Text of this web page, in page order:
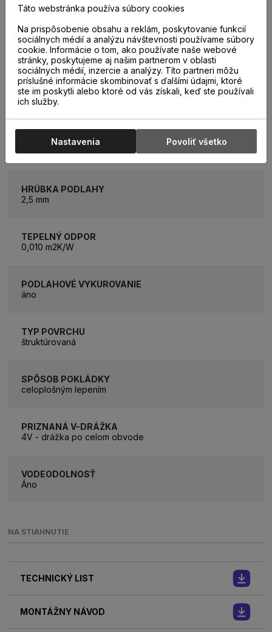
Amaron Wood Dryback
ROZMER LAMELY
1518 mm x 236 mm
ROZMER BALÍKA
4,298 m2
ZÁŤAŽOVÁ TRIEDA
33
HRÚBKA PODLAHY
2,5 mm
TEPELNÝ ODPOR
0,010 m2K/W
PODLAHOVÉ VYKUROVANIE
áno
TYP POVRCHU
štruktúrovaná
SPÔSOB POKLÁDKY
celoplošným lepením
PRIZNANÁ V-DRÁŽKA
4V - drážka po celom obvode
VODEODOLNOSŤ
Áno
NA STIAHNUTIE
TECHNICKÝ LIST
MONTÁŽNY NÁVOD
Táto webstránka používa súbory cookies
Na prispôsobenie obsahu a reklám, poskytovanie funkcií
sociálnych médií a analýzu návštevnosti používame súbory
cookie. Informácie o tom, ako používate naše webové
stránky, poskytujeme aj našim partnerom v oblasti
sociálnych médií, inzercie a analýzy. Títo partneri môžu
príslušné informácie skombinovať s ďalšími údajmi, ktoré
ste im poskytli alebo ktoré od vás získali, keď ste používali
ich služby.
Nastavenia Povoliť všetko